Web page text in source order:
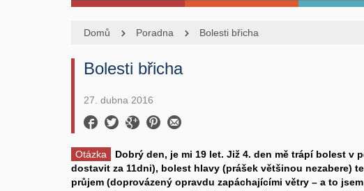
Domů Poradna Bolesti břicha
Bolesti břicha
27. dubna 2016
Otázka
Dobrý den, je mi 19 let. Již 4. den mě trápí bolest v
dostavit za 11dni), bolest hlavy (prášek většinou nezabere)
průjem (doprovázený opravdu zapáchajícími větry – a to